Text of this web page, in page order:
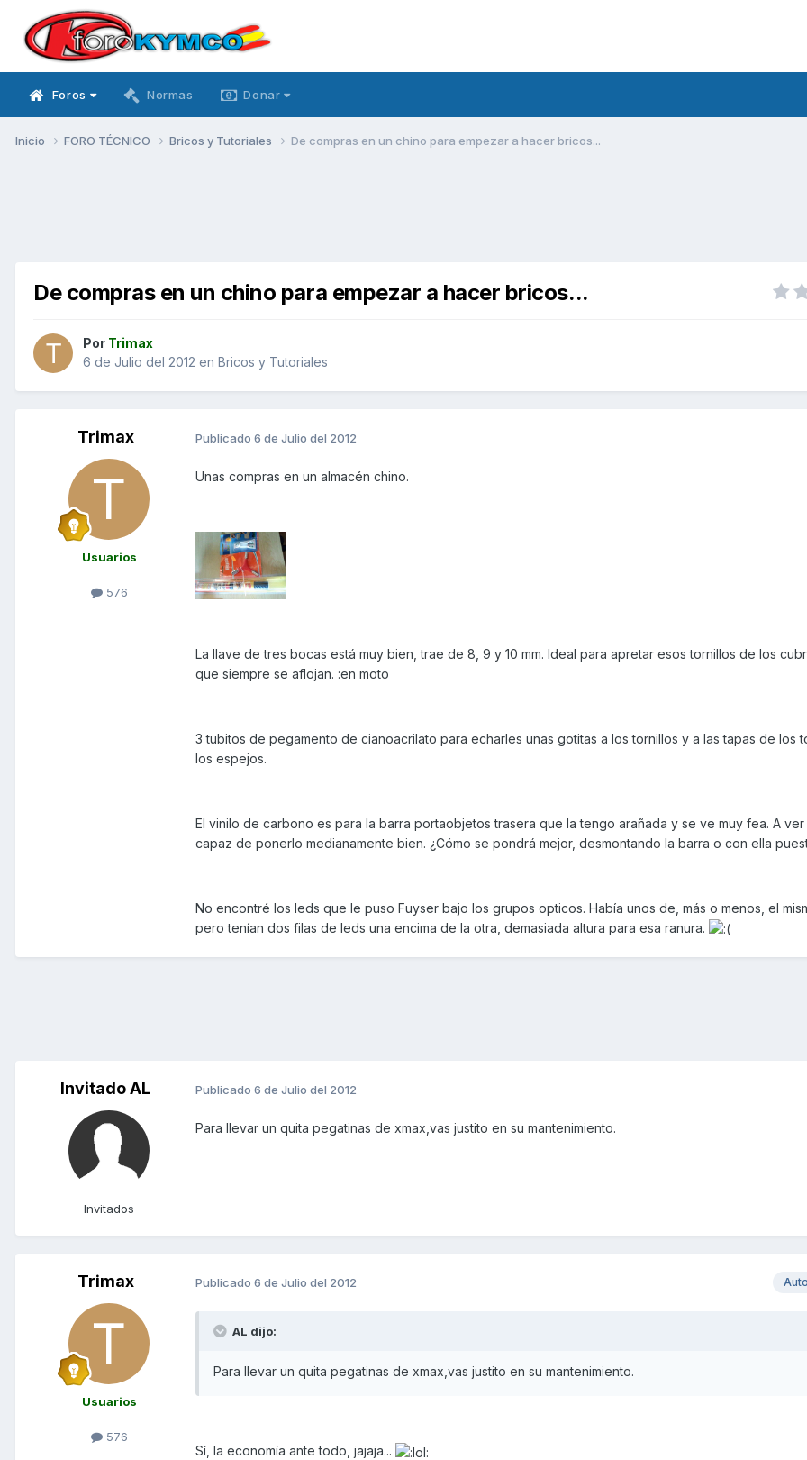
Foros Normas Donar
Inicio FORO TÉCNICO Bricos y Tutoriales De compras en un chino para empezar a hacer bricos...
De compras en un chino para empezar a hacer bricos...
Por Trimax
6 de Julio del 2012 en Bricos y Tutoriales
Trimax
Usuarios
576
Publicado 6 de Julio del 2012
Unas compras en un almacén chino.
La llave de tres bocas está muy bien, trae de 8, 9 y 10 mm. Ideal para apretar esos tornillos de los
que siempre se aflojan. :en moto
3 tubitos de pegamento de cianoacrilato para echarles unas gotitas a los tornillos y a las tapas de los
los espejos.
El vinilo de carbono es para la barra portaobjetos trasera que la tengo arañada y se ve muy fea. A ver
capaz de ponerlo medianamente bien. ¿Cómo se pondrá mejor, desmontando la barra o con ella
No encontré los leds que le puso Fuyser bajo los grupos opticos. Había unos de, más o menos, el
pero tenían dos filas de leds una encima de la otra, demasiada altura para esa ranura.
Invitado AL
Invitados
Publicado 6 de Julio del 2012
Para llevar un quita pegatinas de xmax,vas justito en su mantenimiento.
Trimax
Usuarios
576
Publicado 6 de Julio del 2012
AL dijo:
Para llevar un quita pegatinas de xmax,vas justito en su mantenimiento.
Sí, la economía ante todo, jajaja...